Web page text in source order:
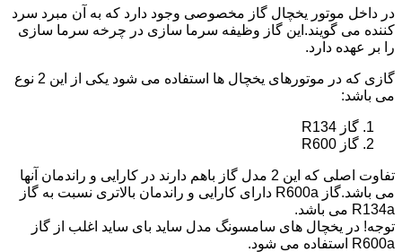
در داخل موتور یخچال گاز مخصوصی وجود دارد که به آن مبرد سرد
کننده می گویند.این گاز وظیفه سرما سازی در چرخه سرما سازی
را بر عهده دارد.
گازی که در موتورهای یخچال ها استفاده می شود یکی از این 2 نوع
می باشد:
گاز R134
گاز R600
تفاوت اصلی که این 2 مدل گاز باهم دارند در کارایی و راندمان آنها
می باشد.گاز R600a دارای کارایی و راندمان بالاتری نسبت به گاز
R134a می باشد.
توجه! در یخچال های سامسونگ مدل ساید بای ساید اغلب از گاز
R600a استفاده می شود.